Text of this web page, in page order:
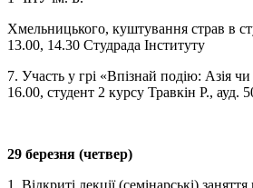
Хмельницького, куштування страв в
13.00, 14.30 Студрада Інституту
7. Участь у грі «Впізнай подію: Азія
16.00, студент 2 курсу Травкін Р., ауд.
29 березня (четвер)
1. Відкриті лекції (семінарські)